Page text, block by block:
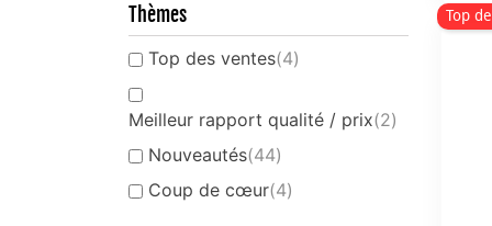
Thèmes
Top des ventes(4)
Meilleur rapport qualité / prix(2)
Nouveautés(44)
Coup de cœur(4)
Top